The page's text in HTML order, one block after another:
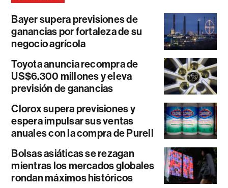
Bayer supera previsiones de
ganancias por fortaleza de su
negocio agrícola
Toyota anuncia recompra de
US$6.300 millones y eleva
previsión de ganancias
Clorox supera previsiones y
espera impulsar sus ventas
anuales con la compra de Purell
Bolsas asiáticas se rezagan
mientras los mercados globales
rondan máximos históricos